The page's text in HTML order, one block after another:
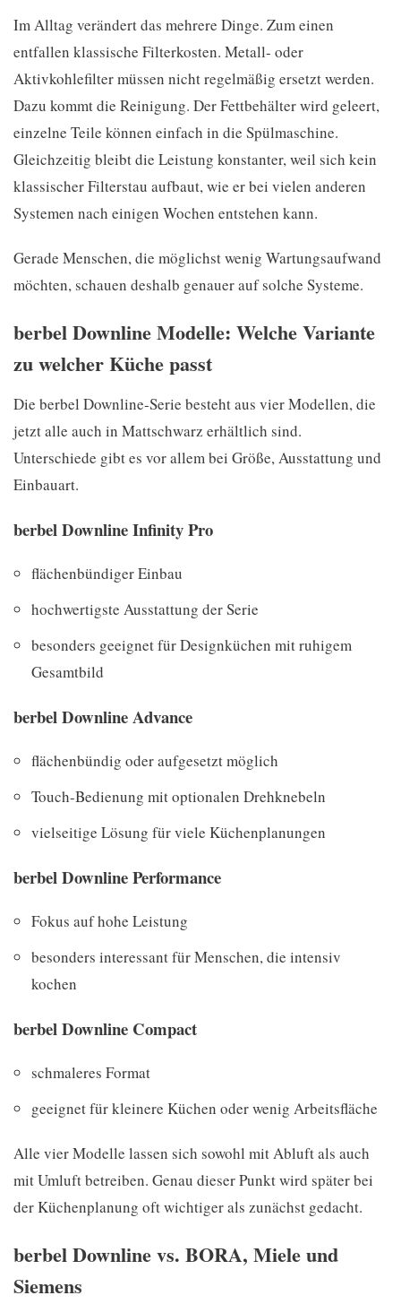
Im Alltag verändert das mehrere Dinge. Zum einen
entfallen klassische Filterkosten. Metall- oder
Aktivkohlefilter müssen nicht regelmäßig ersetzt werden.
Dazu kommt die Reinigung. Der Fettbehälter wird geleert,
einzelne Teile können einfach in die Spülmaschine.
Gleichzeitig bleibt die Leistung konstanter, weil sich kein
klassischer Filterstau aufbaut, wie er bei vielen anderen
Systemen nach einigen Wochen entstehen kann.
Gerade Menschen, die möglichst wenig Wartungsaufwand
möchten, schauen deshalb genauer auf solche Systeme.
berbel Downline Modelle: Welche Variante
zu welcher Küche passt
Die berbel Downline-Serie besteht aus vier Modellen, die
jetzt alle auch in Mattschwarz erhältlich sind.
Unterschiede gibt es vor allem bei Größe, Ausstattung und
Einbauart.
berbel Downline Infinity Pro
flächenbündiger Einbau
hochwertigste Ausstattung der Serie
besonders geeignet für Designküchen mit ruhigem
Gesamtbild
berbel Downline Advance
flächenbündig oder aufgesetzt möglich
Touch-Bedienung mit optionalen Drehknebeln
vielseitige Lösung für viele Küchenplanungen
berbel Downline Performance
Fokus auf hohe Leistung
besonders interessant für Menschen, die intensiv
kochen
berbel Downline Compact
schmaleres Format
geeignet für kleinere Küchen oder wenig Arbeitsfläche
Alle vier Modelle lassen sich sowohl mit Abluft als auch
mit Umluft betreiben. Genau dieser Punkt wird später bei
der Küchenplanung oft wichtiger als zunächst gedacht.
berbel Downline vs. BORA, Miele und
Siemens